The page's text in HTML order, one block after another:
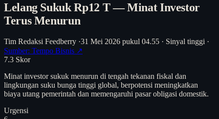
Lelang Sukuk Rp12 T — Minat Investor
Terus Menurun
Tim Redaksi Feedberry ·31 Mei 2026 pukul 04.55 · Sinyal tinggi ·
Sumber: Tempo Bisnis ↗
7.3 Skor
Minat investor sukuk menurun di tengah tekanan fiskal dan
lingkungan suku bunga tinggi global, berpotensi meningkatkan
biaya utang pemerintah dan memengaruhi pasar obligasi domestik.
Urgensi